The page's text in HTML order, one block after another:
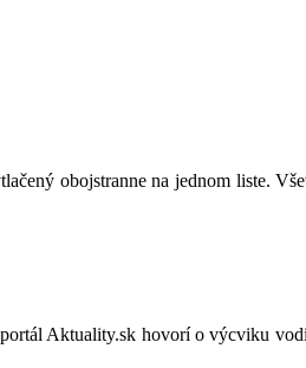
obojstranne na jednom liste.
Aktuality.sk hovorí o výcviku